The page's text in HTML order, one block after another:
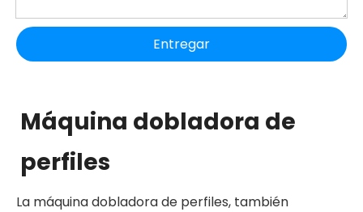
Entregar
Máquina dobladora de
perfiles
La máquina dobladora de perfiles, también